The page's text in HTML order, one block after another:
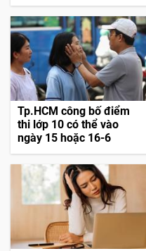
Tp.HCM công bố điểm
thi lớp 10 có thể vào
ngày 15 hoặc 16-6